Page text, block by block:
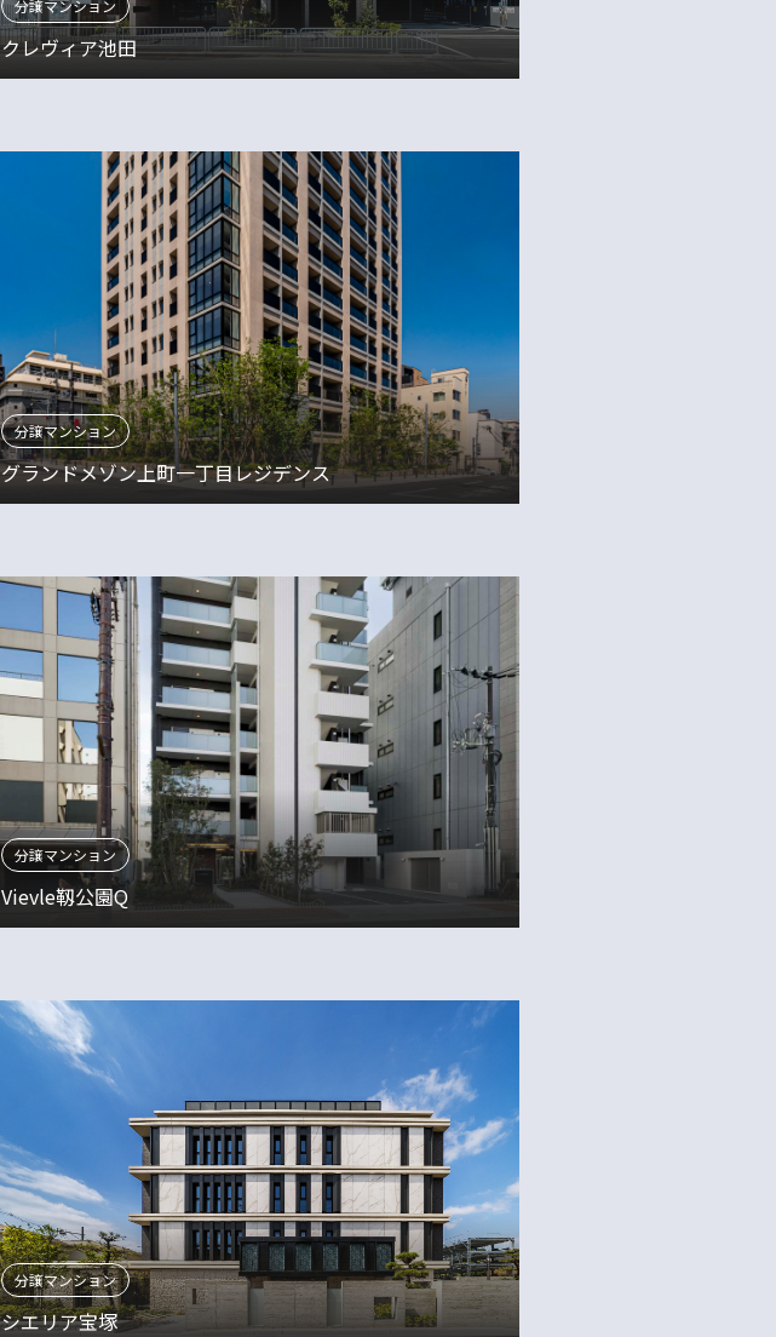
分譲マンション
クレヴィア池田
分譲マンション
グランドメゾン上町一丁目レジデンス
分譲マンション
Vievle靱公園Q
分譲マンション
シエリア宝塚